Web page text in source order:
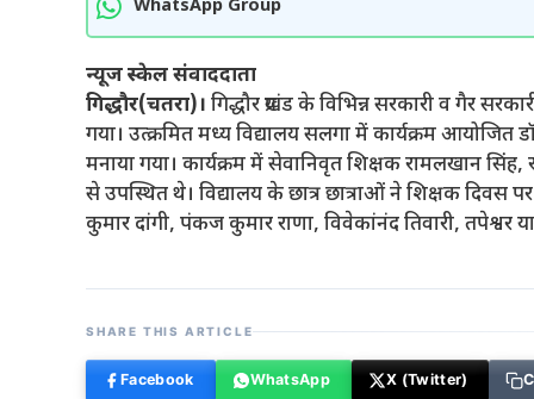
WhatsApp Group
न्यूज स्केल संवाददाता
गिद्धौर(चतरा)। गिद्धौर प्रखंड के विभिन्न सरकारी व गैर
गया। उत्क्रमित मध्य विद्यालय सलगा में कार्यक्रम आयोजित
मनाया गया। कार्यक्रम में सेवानिवृत शिक्षक रामलखान
से उपस्थित थे। विद्यालय के छात्र छात्राओं ने शिक्षक दिवस
कुमार दांगी, पंकज कुमार राणा, विवेकांनंद तिवारी,
SHARE THIS ARTICLE
Facebook WhatsApp X (Twitter)